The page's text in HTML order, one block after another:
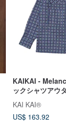
KAIKAI -
ックシャツアウ
KAI KAI®
US$ 163.92